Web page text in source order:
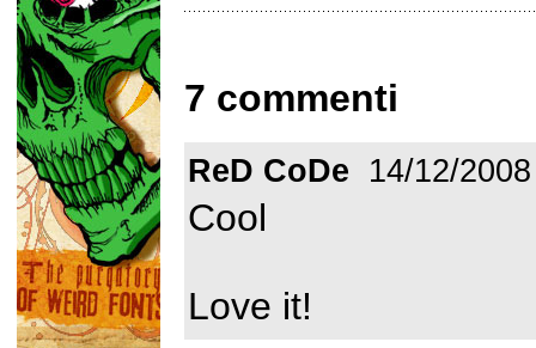
7 commenti
ReD CoDe 14/12/2008
Cool
Love it!